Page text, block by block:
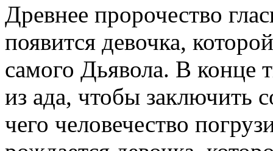
Древнее пророчество
появится девочка,
самого Дьявола. В конце
из ада, чтобы заключить
чего человечество